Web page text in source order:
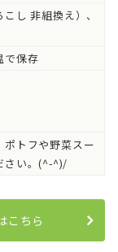
し 非組換え）、
で保存
トフや野菜スー
さい。(^-^)/
こちら